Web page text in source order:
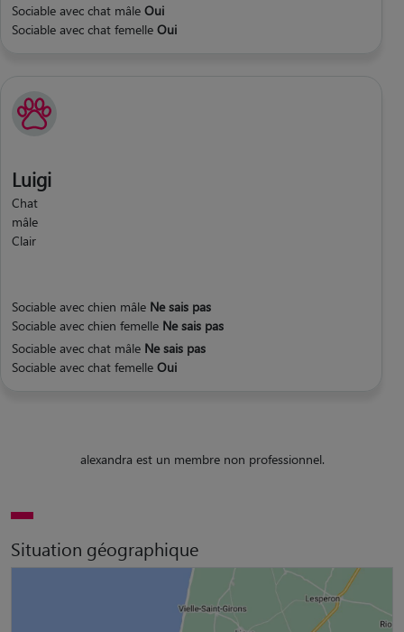
Sociable avec chat mâle Oui
Sociable avec chat femelle Oui
Luigi
Chat
mâle
Clair
Sociable avec chien mâle Ne sais pas
Sociable avec chien femelle Ne sais pas
Sociable avec chat mâle Ne sais pas
Sociable avec chat femelle Oui
alexandra est un membre non professionnel.
Situation géographique